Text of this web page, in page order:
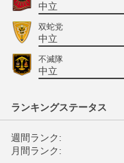
中立
双蛇党
中立
不滅隊
中立
ランキングステータス
週間ランク:
月間ランク: